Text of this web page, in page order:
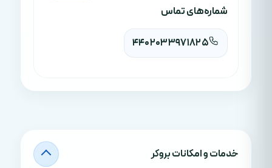
شماره‌های تماس
4402033971825
خدمات و امکانات بروکر